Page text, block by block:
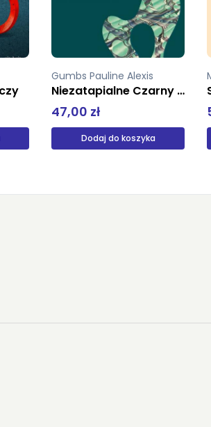
Mikołaj z Kuzy
Synostwo Boże Łów mądrości Szczyt kontemplacji
58,90 zł
Dodaj do koszyka